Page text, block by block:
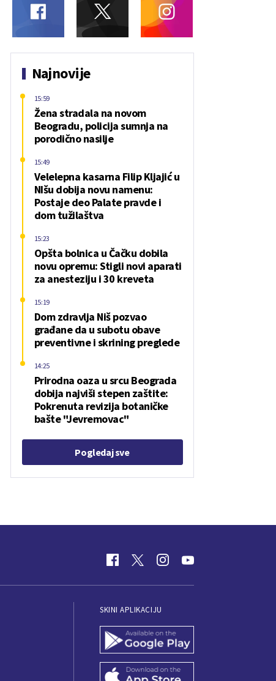
Najnovije
Žena stradala na novom
Beogradu, policija sumnja na
porodično nasilje
15:59
Velelepna kasarna Filip Kljajić u
NIšu dobija novu namenu:
Postaje deo Palate pravde i
dom tužilaštva
15:49
Opšta bolnica u Čačku dobila
novu opremu: Stigli novi aparati
za anesteziju i 30 kreveta
15:23
Dom zdravlja Niš pozvao
građane da u subotu obave
preventivne i skrining preglede
15:19
Prirodna oaza u srcu Beograda
dobija najviši stepen zaštite:
Pokrenuta revizija botaničke
bašte "Jevremovac"
14:25
Pogledaj sve
SKINI APLIKACIJU